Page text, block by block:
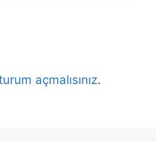
açmalısınız.